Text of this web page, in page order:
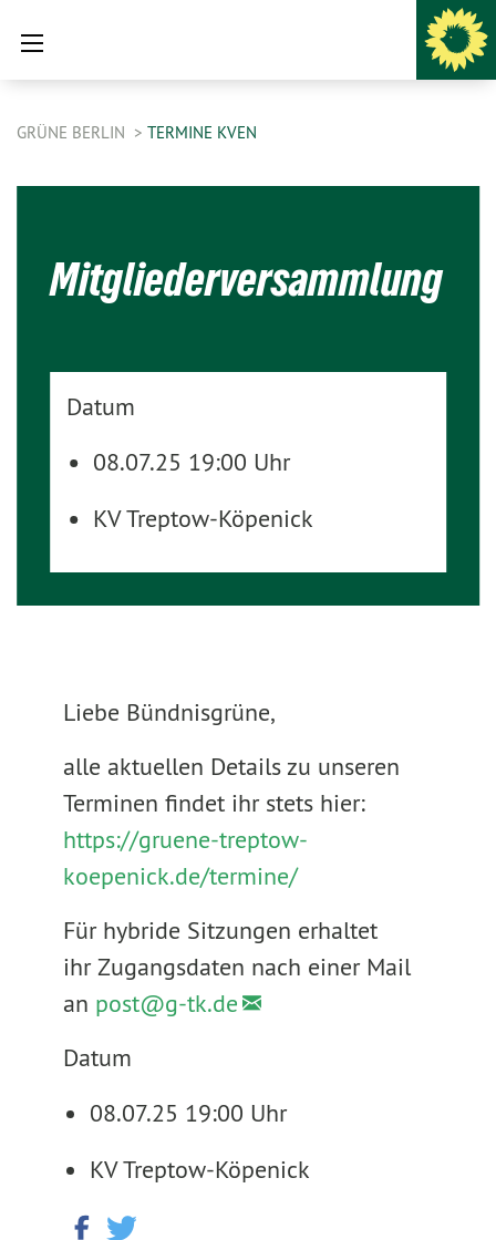
GRÜNE BERLIN TERMINE KVEN
Mitgliederversammlung
Datum
08.07.25 19:00 Uhr
KV Treptow-Köpenick
Liebe Bündnisgrüne,
alle aktuellen Details zu unseren
Terminen findet ihr stets hier:
https://gruene-treptow-
koepenick.de/termine/
Für hybride Sitzungen erhaltet
ihr Zugangsdaten nach einer Mail
an post@g-tk.de
Datum
08.07.25 19:00 Uhr
KV Treptow-Köpenick